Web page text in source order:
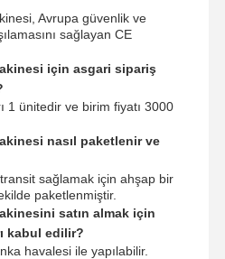
Avrupa güvenlik ve
sağlayan CE
için asgari sipariş
1 ünitedir ve birim fiyatı 3000
nasıl paketlenir ve
sağlamak için ahşap bir
paketlenmiştir.
satın almak için
kabul edilir?
havalesi ile yapılabilir.